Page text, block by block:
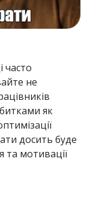
часто
не
як
досить буде
та мотивації